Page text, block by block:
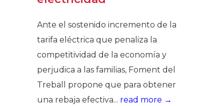
Ante el sostenido incremento de la
tarifa eléctrica que penaliza la
competitividad de la economía y
perjudica a las familias, Foment del
Treball propone que para obtener
una rebaja efectiva... read more →